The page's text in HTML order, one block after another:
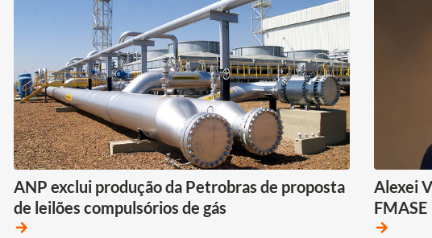
ANP exclui produção da Petrobras de proposta
de leilões compulsórios de gás
arrow_forward
Alexei
FMASE
arrow_forward